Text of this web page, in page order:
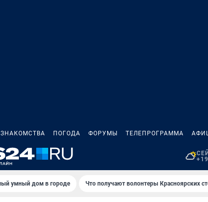
ЗНАКОМСТВА ПОГОДА ФОРУМЫ ТЕЛЕПРОГРАММА
умный дом в городе Что получают волонтеры Красноярских